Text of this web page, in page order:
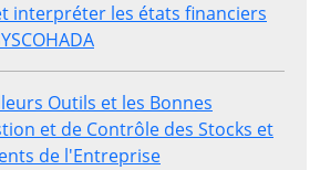
interpréter les états financiers
Outils et les Bonnes
et de Contrôle des Stocks et
de l'Entreprise